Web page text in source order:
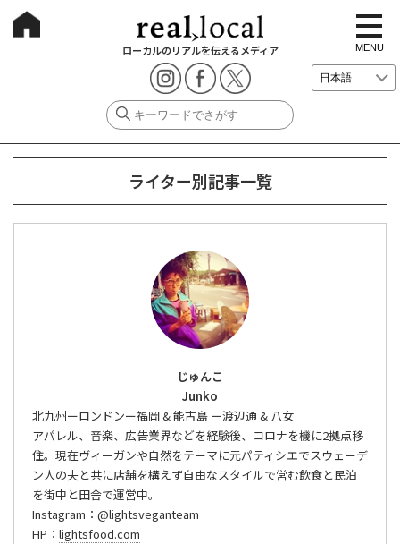
ローカルのリアルを伝えるメディア
t
o
g
g
e
i
g
o
n
MENU
ライター別記事一覧
じゅんこ
Junko
北九州ーロンドンー福岡 & 能古島 ー渡辺通 & 八女
アパレル、音楽、広告業界などを経験後、コロナを機に2拠点移
住。現在ヴィーガンや自然をテーマに元パティシエでスウェーデ
ン人の夫と共に店舗を構えず自由なスタイルで営む飲食と民泊
を街中と田舎で運営中。
Instagram： @lightsveganteam
HP： lightsfood.com